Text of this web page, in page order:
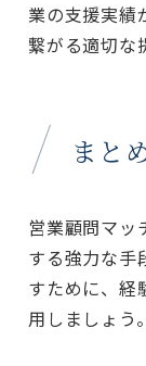
業の支援実績
繋がる適切な
まと
営業顧問マッ
する強力な手
すために、経
用しましょう。